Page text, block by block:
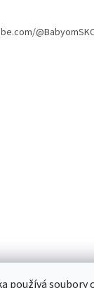
používá soubory